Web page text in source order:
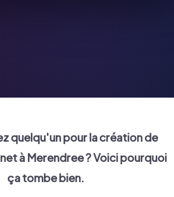
quelqu'un pour la création de
à Merendree? Voici pourquoi
ça tombe bien.